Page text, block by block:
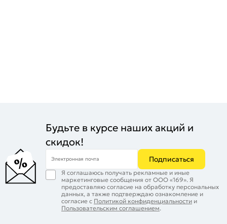
Будьте в курсе наших акций и
скидок!
Электронная почта Подписаться
Я соглашаюсь получать рекламные и иные
маркетинговые сообщения от ООО «169». Я
предоставляю согласие на обработку персональных
данных, а также подтверждаю ознакомление и
согласие с Политикой конфиденциальности и
Пользовательским соглашением.